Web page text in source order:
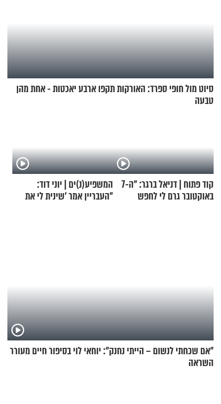
סיוט מול חופי ספרד: האורקות תקפו ארבע יאכטות - אחת מהן
טבעה
קוד פתוח | דניאל ברגר: "ה-7
באוקטובר גרם לי לחפש
המשפיע(נ)ים | יוני דוד:
"העבריין אמר 'שינית לי את
"אם שכחתי לנשום – הייתי נחנק": יוחאי לוי בסיפור חיים מעורר
השראה